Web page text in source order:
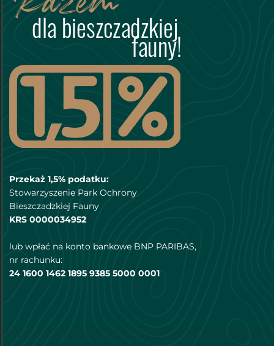
Przekaż 1,5% podatku:
Stowarzyszenie Park Ochrony
Bieszczadzkiej Fauny
KRS 0000034952
lub wpłać na konto bankowe BNP PARIBAS,
nr rachunku:
24 1600 1462 1895 9385 5000 0001